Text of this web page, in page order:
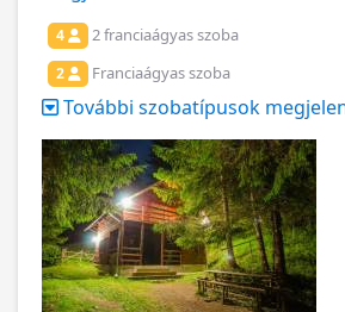
4 2 franciaágyas szoba
2 Franciaágyas szoba
További szobatípusok